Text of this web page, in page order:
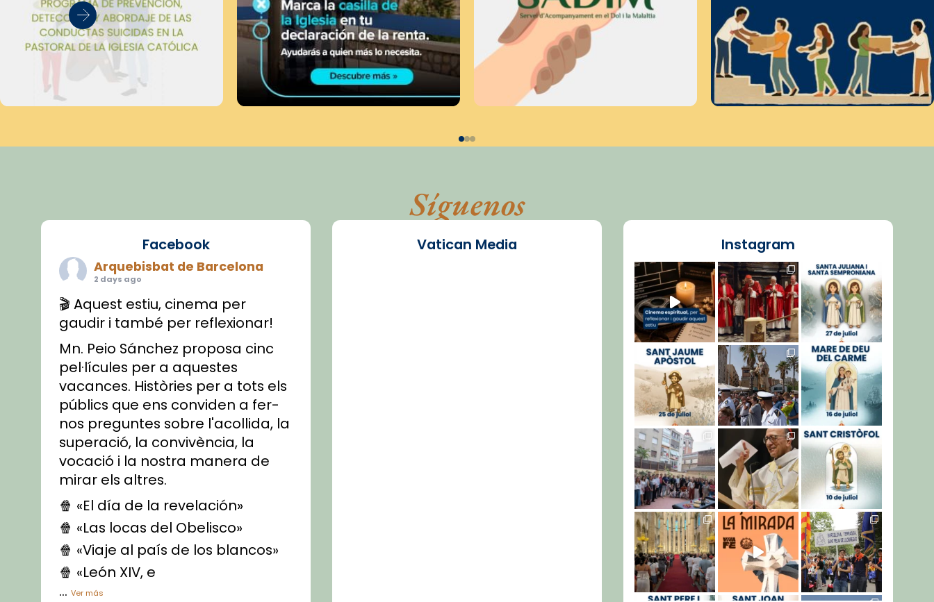
Síguenos
Facebook
Arquebisbat de Barcelona
2 days ago
🎬 Aquest estiu, cinema per
gaudir i també per reflexionar!
Mn. Peio Sánchez proposa cinc
pel·lícules per a aquestes
vacances. Històries per a tots els
públics que ens conviden a fer-
nos preguntes sobre l'acollida, la
superació, la convivència, la
vocació i la nostra manera de
mirar els altres.
🍿 «El día de la revelación»
🍿 «Las locas del Obelisco»
🍿 «Viaje al país de los blancos»
🍿 «León XIV, e
...Ver más
Vatican Media Instagram